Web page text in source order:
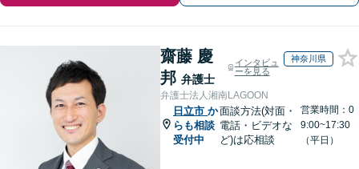
齋藤 慶
邦 弁護士
インタビュ
ーを見る
神奈川県
弁護士法人湘南LAGOON
日立市 か
らも相談
受付中
面談方法(対面・
電話・ビデオな
ど)は応相談
営業時間：0
9:00~17:30
（平日）